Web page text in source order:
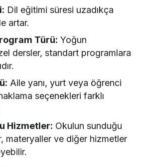
Dil eğitimi süresi uzadıkça
artar.
Türü: Yoğun
dersler, standart programlara
Aile yanı, yurt veya öğrenci
seçenekleri farklı
Hizmetler: Okulun sunduğu
materyaller ve diğer hizmetler